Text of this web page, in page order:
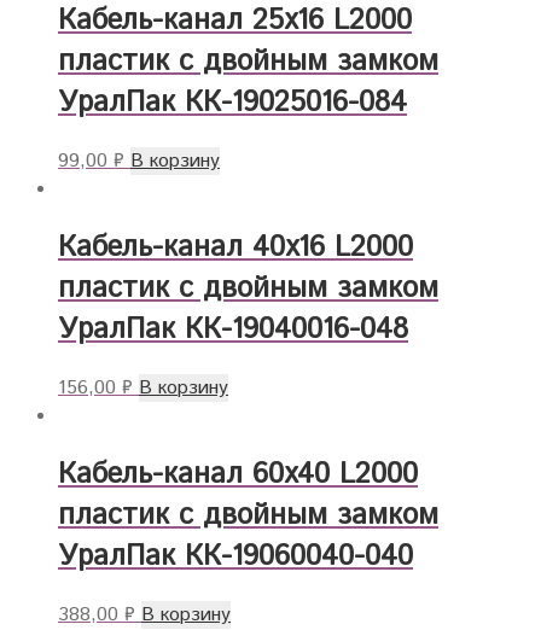
Кабель-канал 25х16 L2000
пластик с двойным замком
УралПак КК-19025016-084
99,00₽ В корзину
Кабель-канал 40х16 L2000
пластик с двойным замком
УралПак КК-19040016-048
156,00₽ В корзину
Кабель-канал 60х40 L2000
пластик с двойным замком
УралПак КК-19060040-040
388,00₽ В корзину